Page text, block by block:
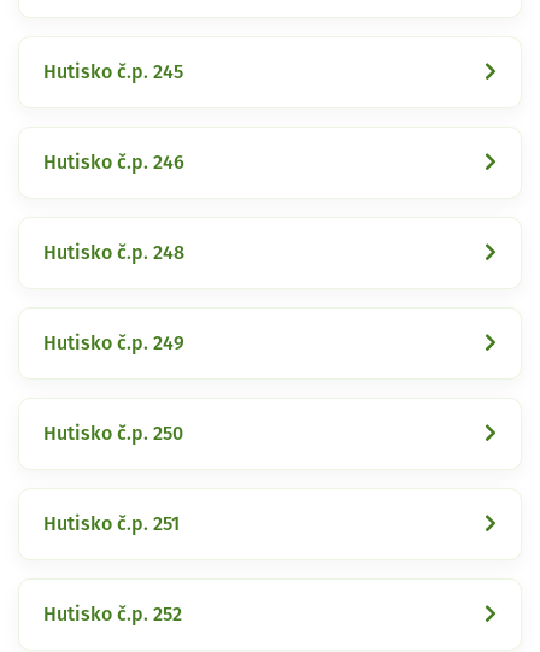
Hutisko č.p. 245
Hutisko č.p. 246
Hutisko č.p. 248
Hutisko č.p. 249
Hutisko č.p. 250
Hutisko č.p. 251
Hutisko č.p. 252